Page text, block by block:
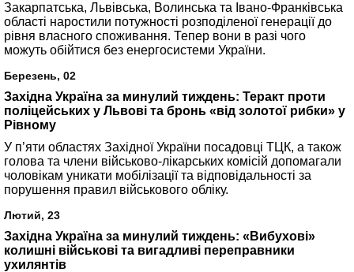
Закарпатська, Львівська, Волинська та Івано-Франківська
області наростили потужності розподіленої генерації до
рівня власного споживання. Тепер вони в разі чого
можуть обійтися без енергосистеми України.
Березень, 02
Західна Україна за минулий тиждень: Теракт проти
поліцейських у Львові та бронь «від золотої рибки» у
Рівному
У п’яти областях Західної України посадовці ТЦК, а також
голова та члени військово-лікарських комісій допомагали
чоловікам уникати мобілізації та відповідальності за
порушення правил військового обліку.
Лютий, 23
Західна Україна за минулий тиждень: «Вибухові»
колишні військові та вигадливі переправники
ухилянтів